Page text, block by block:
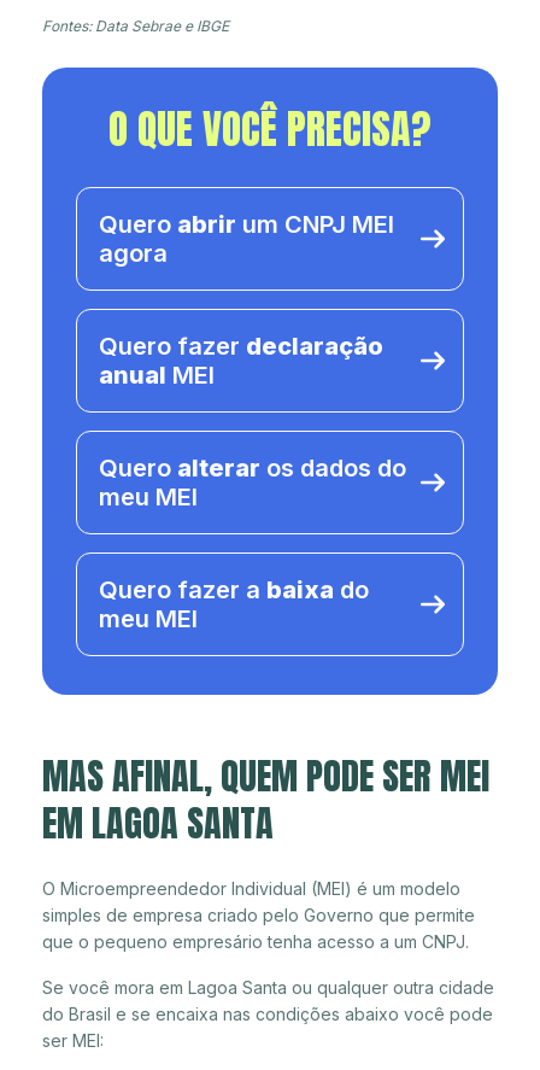
Fontes: Data Sebrae e IBGE
O QUE VOCÊ PRECISA?
Quero abrir um CNPJ MEI
agora
Quero fazer declaração
anual MEI
Quero alterar os dados do
meu MEI
Quero fazer a baixa do
meu MEI
MAS AFINAL, QUEM PODE SER MEI
EM LAGOA SANTA
O Microempreendedor Individual (MEI) é um modelo
simples de empresa criado pelo Governo que permite
que o pequeno empresário tenha acesso a um CNPJ.
Se você mora em Lagoa Santa ou qualquer outra cidade
do Brasil e se encaixa nas condições abaixo você pode
ser MEI: